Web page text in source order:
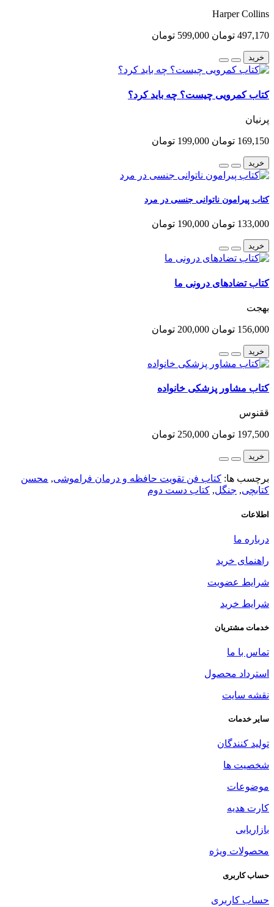
Harper Collins
497,170 تومان 599,000 تومان
خرید
کتاب کمرویی چیست؟ چه باید کرد؟
پرنیان
169,150 تومان 199,000 تومان
خرید
کتاب پیرامون ناتوانی جنسی در مرد
133,000 تومان 190,000 تومان
خرید
کتاب تضادهای درونی ما
بهجت
156,000 تومان 200,000 تومان
خرید
کتاب مشاور پزشکی خانواده
ققنوس
197,500 تومان 250,000 تومان
خرید
برچسب ها: کتاب فن تقویت حافظه و درمان فراموشی, محسن
کتابچی, جنگل, کتاب دست دوم
اطلاعات
درباره ما
راهنمای خرید
شرایط عضویت
شرایط خرید
خدمات مشتریان
تماس با ما
استرداد محصول
نقشه سایت
سایر خدمات
تولید کنندگان
شخصیت ها
موضوعات
کارت هدیه
بازاریابی
محصولات ویژه
حساب کاربری
حساب کاربری